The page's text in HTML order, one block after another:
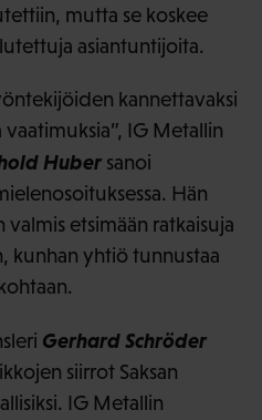
mutta se koskee
asiantuntijoita.
kannettavaksi
IG Metallin
Huber sanoi
Hän
etsimään ratkaisuja
kunhan yhtiö tunnustaa
Gerhard Schröder
siirrot Saksan
IG Metallin